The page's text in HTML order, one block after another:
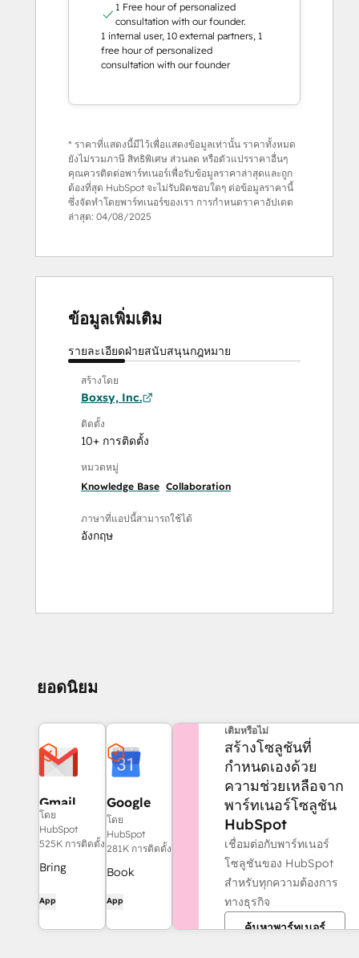
1 Free hour of personalized
consultation with our founder.
1 internal user, 10 external partners, 1
free hour of personalized
consultation with our founder
* ราคาที่แสดงนี้มีไว้เพื่อแสดงข้อมูลเท่านั้น ราคาทั้งหมด
ยังไม่รวมภาษี สิทธิพิเศษ ส่วนลด หรือตัวแปรราคาอื่นๆ
คุณควรติดต่อพาร์ทเนอร์เพื่อรับข้อมูลราคาล่าสุดและถูก
ต้องที่สุด HubSpot จะไม่รับผิดชอบใดๆ ต่อข้อมูลราคานี้
ซึ่งจัดทำโดยพาร์ทเนอร์ของเรา การกำหนดราคาอัปเดต
ล่าสุด: 04/08/2025
ข้อมูลเพิ่มเติม
รายละเอียดฝ่ายสนับสนุนกฎหมาย
สร้างโดย
Boxsy, Inc.
ติดตั้ง
10+ การติดตั้ง
หมวดหมู่
Knowledge Base Collaboration
ภาษาที่แอปนี้สามารถใช้ได้
อังกฤษ
ยอดนิยม
Gmail
โดย
HubSpot
525K การติดตั้ง
Bring
your inbox
with the
App
Google
Calendar
โดย
HubSpot
281K การติดตั้ง
Book
easily with
App
เติมหรือไม่
สร้างโซลูชันที่
กำหนดเองด้วย
ความช่วยเหลือจาก
พาร์ทเนอร์โซลูชัน
HubSpot
เชื่อมต่อกับพาร์ทเนอร์
โซลูชันของ HubSpot
สำหรับทุกความต้องการ
ทางธุรกิจ
ค้นหาพาร์ทเนอร์